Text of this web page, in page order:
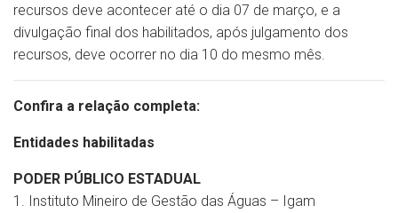
recursos deve acontecer até o dia 07 de março, e a
divulgação final dos habilitados, após julgamento dos
recursos, deve ocorrer no dia 10 do mesmo mês.
Confira a relação completa:
Entidades habilitadas
PODER PÚBLICO ESTADUAL
1. Instituto Mineiro de Gestão das Águas – Igam